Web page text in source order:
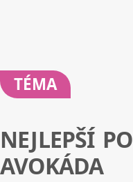
TÉMA
NEJLEPŠÍ
AVOKÁDA